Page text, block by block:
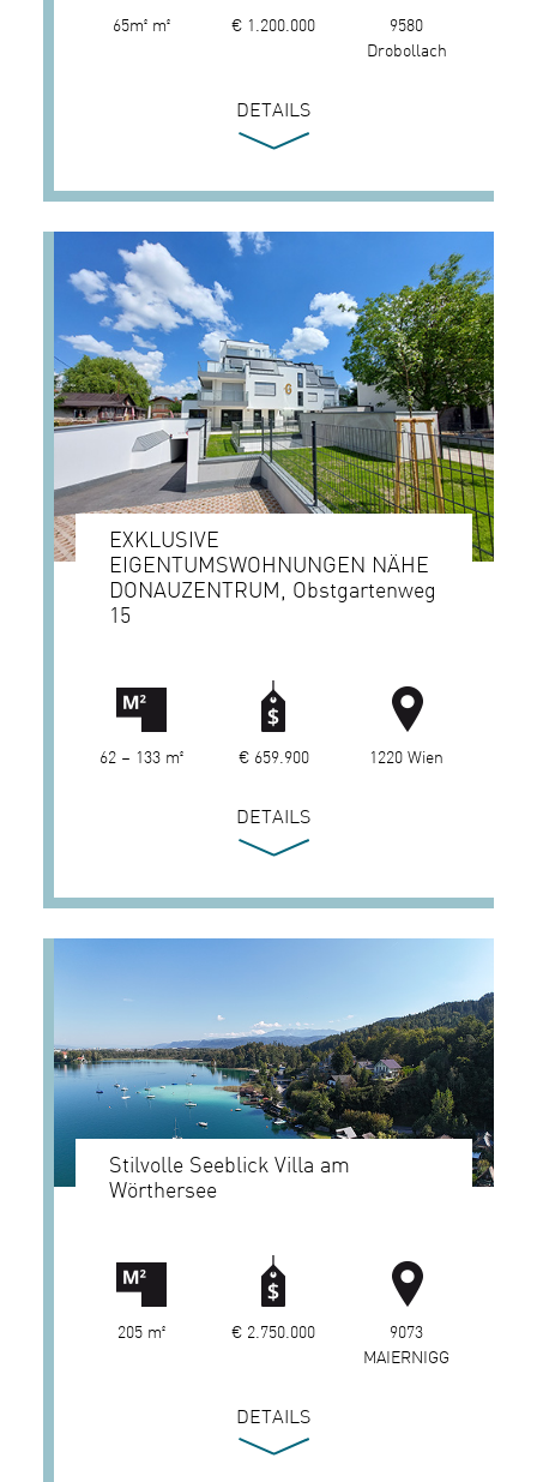
65m² m² € 1.200.000
9580
Drobollach
DETAILS
EXKLUSIVE
EIGENTUMSWOHNUNGEN NÄHE
DONAUZENTRUM, Obstgartenweg
15
62 – 133 m² € 659.900 1220 Wien
DETAILS
Stilvolle Seeblick Villa am
Wörthersee
205 m² € 2.750.000
9073
MAIERNIGG
DETAILS